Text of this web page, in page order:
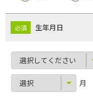
生年月日
月